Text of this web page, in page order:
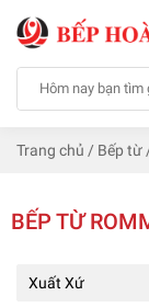
Trang chủ / Bếp từ
BẾP TỪ
Xuất Xứ